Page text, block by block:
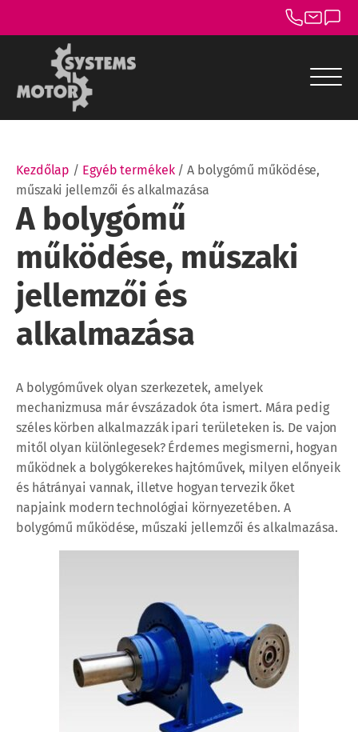
Kezdőlap / Egyéb termékek/ A bolygómű működése,
műszaki jellemzői és alkalmazása
A bolygómű
működése, műszaki
jellemzői és
alkalmazása
A bolygóművek olyan szerkezetek, amelyek
mechanizmusa már évszázadok óta ismert. Mára pedig
széles körben alkalmazzák ipari területeken is. De vajon
mitől olyan különlegesek? Érdemes megismerni, hogyan
működnek a bolygókerekes hajtóművek, milyen előnyeik
és hátrányai vannak, illetve hogyan tervezik őket
napjaink modern technológiai környezetében. A
bolygómű működése, műszaki jellemzői és alkalmazása.